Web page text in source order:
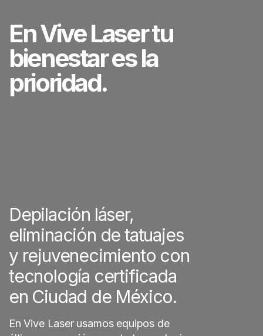
En Vive Laser tu
bienestar es la
prioridad.
Depilación láser,
eliminación de tatuajes
y rejuvenecimiento con
tecnología certificada
en Ciudad de México.
En Vive Laser usamos equipos de